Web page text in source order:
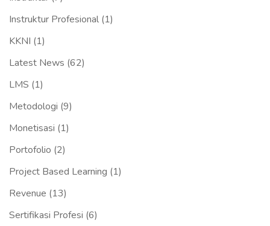
Instruktur Profesional (1)
KKNI (1)
Latest News (62)
LMS (1)
Metodologi (9)
Monetisasi (1)
Portofolio (2)
Project Based Learning (1)
Revenue (13)
Sertifikasi Profesi (6)